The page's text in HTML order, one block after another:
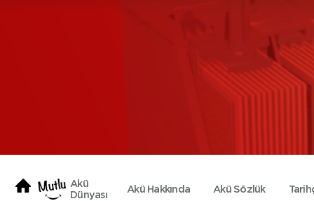
Akü
Dünyası
Akü Hakkında Akü Sözlük